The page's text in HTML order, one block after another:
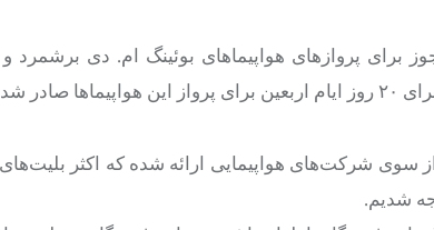
پروازهای هواپیماهای بوئینگ ام. دی برشمرد
شد.
۲۰۰ هزار ظرفیت صندلی از سوی شرکت‌های هواپیمایی ارائه شده که
شدیم.